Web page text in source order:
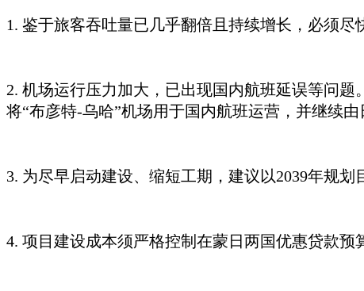
1. 鉴于旅客吞吐量已几乎翻倍且持续增长，必须尽
2. 机场运行压力加大，已出现国内航班延误等问题
将“布彦特-乌哈”机场用于国内航班运营，并继续
3. 为尽早启动建设、缩短工期，建议以2039年规
4. 项目建设成本须严格控制在蒙日两国优惠贷款